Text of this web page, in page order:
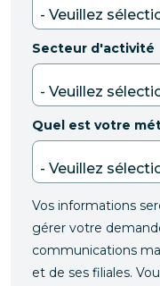
Secteur d'activité
Quel est votre
Vos informations
gérer votre
communications
et de ses filiales.